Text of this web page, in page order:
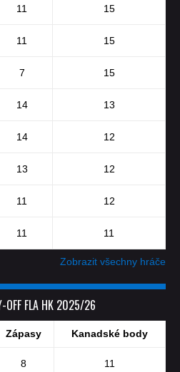
11 15
11 15
7 15
14 13
14 12
13 12
11 12
11 11
Zobrazit všechny hráče
OFF FLA HK 2025/26
Zápasy Kanadské body
8 11